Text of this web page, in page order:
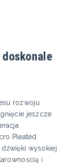
rozwoju
jeszcze
Pleated
wysokiej
i